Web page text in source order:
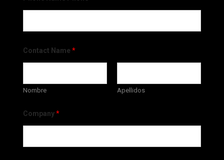
Contact Name *
Nombre Apellidos
Company*